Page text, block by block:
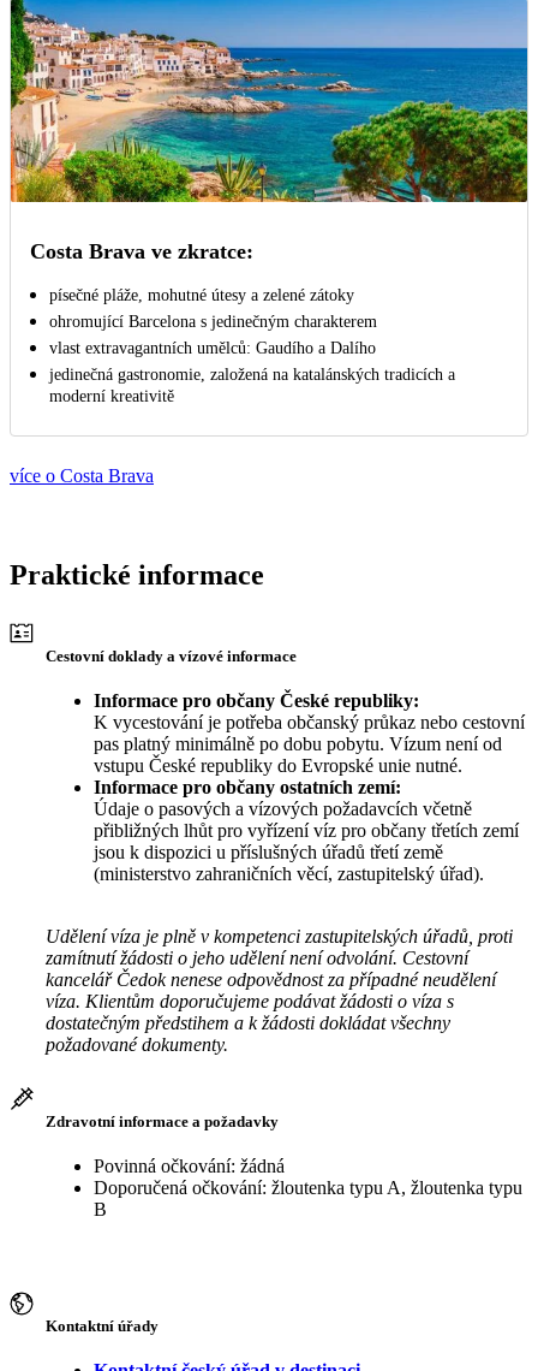
Costa Brava ve zkratce:
písečné pláže, mohutné útesy a zelené zátoky
ohromující Barcelona s jedinečným charakterem
vlast extravagantních umělců: Gaudího a Dalího
jedinečná gastronomie, založená na katalánských tradicích a
moderní kreativitě
více o Costa Brava
Praktické informace
Cestovní doklady a vízové informace
Informace pro občany České republiky:
K vycestování je potřeba občanský průkaz nebo cestovní
pas platný minimálně po dobu pobytu. Vízum není od
vstupu České republiky do Evropské unie nutné.
Informace pro občany ostatních zemí:
Údaje o pasových a vízových požadavcích včetně
přibližných lhůt pro vyřízení víz pro občany třetích zemí
jsou k dispozici u příslušných úřadů třetí země
(ministerstvo zahraničních věcí, zastupitelský úřad).
Udělení víza je plně v kompetenci zastupitelských úřadů, proti
zamítnutí žádosti o jeho udělení není odvolání. Cestovní
kancelář Čedok nenese odpovědnost za případné neudělení
víza. Klientům doporučujeme podávat žádosti o víza s
dostatečným předstihem a k žádosti dokládat všechny
požadované dokumenty.
Zdravotní informace a požadavky
Povinná očkování: žádná
Doporučená očkování: žloutenka typu A, žloutenka typu
B
Kontaktní úřady